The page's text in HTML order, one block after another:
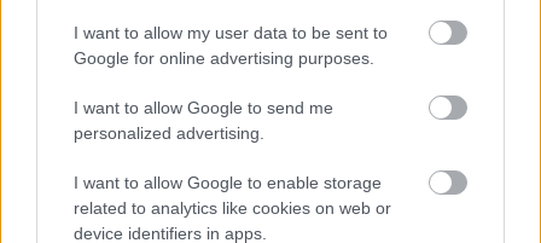
I want to allow my user data to be sent to
Google for online advertising purposes.
I want to allow Google to send me
personalized advertising.
I want to allow Google to enable storage
related to analytics like cookies on web or
device identifiers in apps.
Αποθήκευσε το όνομά μου, email, και τον ιστότοπο μου σε
αυτόν τον πλοηγό για την επόμενη φορά που θα σχολιάσω.